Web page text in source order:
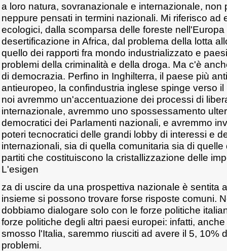
a loro natura, sovranazionale e internazionale, non
neppure pensati in termini nazionali. Mi riferisco ad
ecologici, dalla scomparsa delle foreste
desertificazione in Africa, dal problema della lotta
quello dei rapporti fra mondo industrializzato e
problemi della criminalità e della droga. Ma c'è
di democrazia. Perfino in Inghilterra, il paese più
antieuropeo, la confindustria inglese spinge verso
noi avremmo un'accentuazione dei processi di
internazionale, avremmo uno spossessamento
democratici dei Parlamenti nazionali, e avremmo
poteri tecnocratici delle grandi lobby di interessi e
internazionali, sia di quella comunitaria sia di
partiti che costituiscono la cristallizzazione delle
L'esigen
za di uscire da una prospettiva nazionale è sentita
insieme si possono trovare forse risposte comuni.
dobbiamo dialogare solo con le forze politiche
forze politiche degli altri paesi europei: infatti,
smosso l'Italia, saremmo riusciti ad avere il 5, 10%
problemi.